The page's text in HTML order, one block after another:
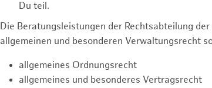
Du teil.
Die Beratungsleistungen der Rechtsabteilung
allgemeinen und besonderen Verwaltungsrecht
allgemeines Ordnungsrecht
allgemeines und besonderes Vertragsrecht